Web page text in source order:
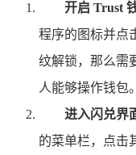
开启 Trust
程序的图标并点
纹解锁，那么需
人能够操作钱包。
进入闪兑界
的菜单栏，点击